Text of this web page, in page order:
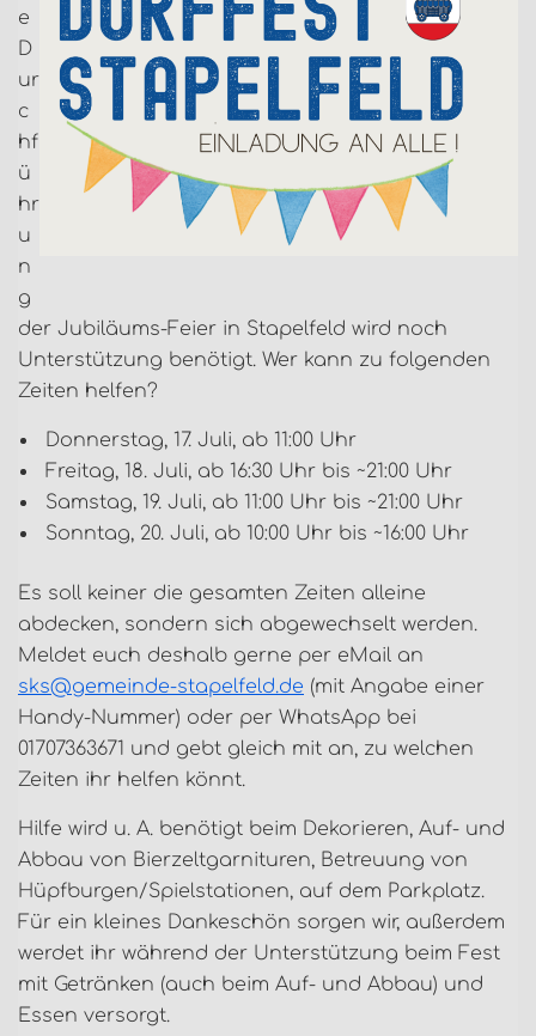
e
D
ur
c
hf
ü
hr
u
n
g
der Jubiläums-Feier in Stapelfeld wird noch
Unterstützung benötigt. Wer kann zu folgenden
Zeiten helfen?
Donnerstag, 17. Juli, ab 11:00 Uhr
Freitag, 18. Juli, ab 16:30 Uhr bis ~21:00 Uhr
Samstag, 19. Juli, ab 11:00 Uhr bis ~21:00 Uhr
Sonntag, 20. Juli, ab 10:00 Uhr bis ~16:00 Uhr
Es soll keiner die gesamten Zeiten alleine
abdecken, sondern sich abgewechselt werden.
Meldet euch deshalb gerne per eMail an
sks@gemeinde-stapelfeld.de (mit Angabe einer
Handy-Nummer) oder per WhatsApp bei
01707363671 und gebt gleich mit an, zu welchen
Zeiten ihr helfen könnt.
Hilfe wird u. A. benötigt beim Dekorieren, Auf- und
Abbau von Bierzeltgarnituren, Betreuung von
Hüpfburgen/Spielstationen, auf dem Parkplatz.
Für ein kleines Dankeschön sorgen wir, außerdem
werdet ihr während der Unterstützung beim Fest
mit Getränken (auch beim Auf- und Abbau) und
Essen versorgt.